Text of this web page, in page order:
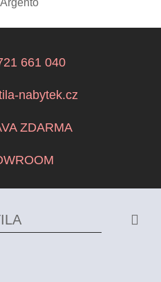
661 040
nabytek.cz
ZDARMA